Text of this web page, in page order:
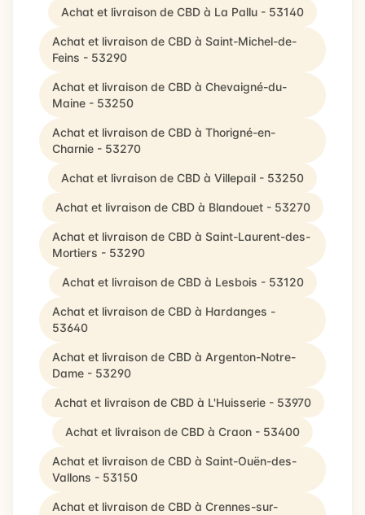
Achat et livraison de CBD à La Pallu - 53140
Achat et livraison de CBD à Saint-Michel-de-
Feins - 53290
Achat et livraison de CBD à Chevaigné-du-
Maine - 53250
Achat et livraison de CBD à Thorigné-en-
Charnie - 53270
Achat et livraison de CBD à Villepail - 53250
Achat et livraison de CBD à Blandouet - 53270
Achat et livraison de CBD à Saint-Laurent-des-
Mortiers - 53290
Achat et livraison de CBD à Lesbois - 53120
Achat et livraison de CBD à Hardanges -
53640
Achat et livraison de CBD à Argenton-Notre-
Dame - 53290
Achat et livraison de CBD à L'Huisserie - 53970
Achat et livraison de CBD à Craon - 53400
Achat et livraison de CBD à Saint-Ouën-des-
Vallons - 53150
Achat et livraison de CBD à Crennes-sur-